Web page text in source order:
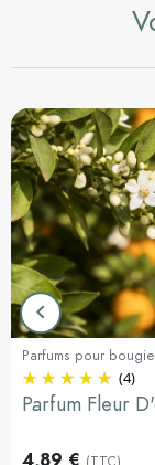
Précédent
keyboard_arrow_left
Parfums pour bougie
(4)
Parfum Fleur